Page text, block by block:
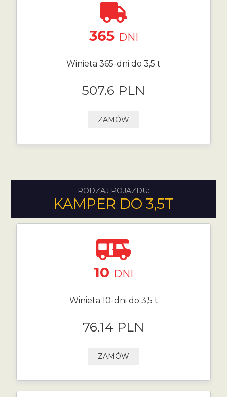
365 DNI
Winieta 365-dni do 3,5 t
507.6 PLN
ZAMÓW
RODZAJ POJAZDU:
KAMPER DO 3,5T
10 DNI
Winieta 10-dni do 3,5 t
76.14 PLN
ZAMÓW